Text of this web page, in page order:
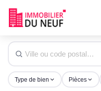
Type de bien Pièces